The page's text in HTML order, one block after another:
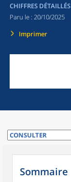
CHIFFRES DÉTAILLÉS
Paru le : 20/10/2025
Imprimer
Sommaire